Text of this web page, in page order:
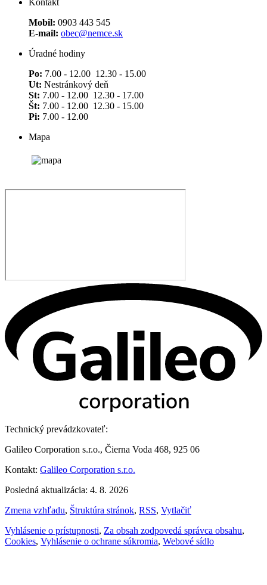
Kontakt
Mobil: 0903 443 545
E-mail: obec@nemce.sk
Úradné hodiny
Po: 7.00 - 12.00 12.30 - 15.00
Ut: Nestránkový deň
St: 7.00 - 12.00 12.30 - 17.00
Št: 7.00 - 12.00 12.30 - 15.00
Pi: 7.00 - 12.00
Mapa
Technický prevádzkovateľ:
Galileo Corporation s.r.o., Čierna Voda 468, 925 06
Kontakt: Galileo Corporation s.r.o.
Posledná aktualizácia: 4. 8. 2026
Zmena vzhľadu, Štruktúra stránok, RSS, Vytlačiť
Vyhlásenie o prístupnosti, Za obsah zodpovedá správca obsahu,
Cookies, Vyhlásenie o ochrane súkromia, Webové sídlo